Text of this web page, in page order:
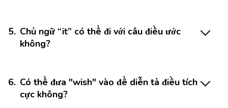
5. Chủ ngữ “it” có thể đi với câu điều ước
không?
6. Có thể đưa "wish" vào để diễn tả điều tích
cực không?